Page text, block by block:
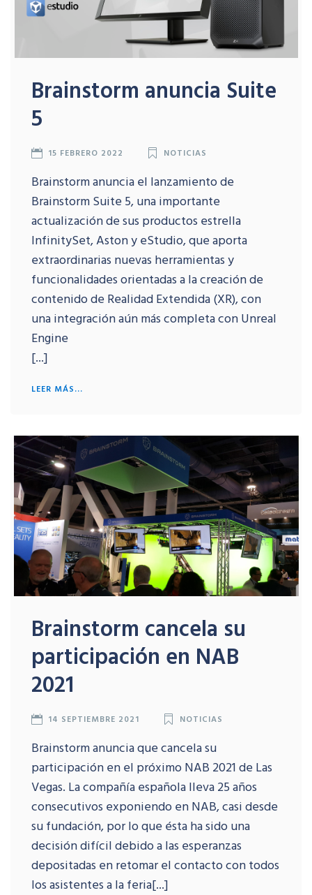
Brainstorm anuncia Suite
5
15 FEBRERO 2022 NOTICIAS
Brainstorm anuncia el lanzamiento de
Brainstorm Suite 5, una importante
actualización de sus productos estrella
InfinitySet, Aston y eStudio, que aporta
extraordinarias nuevas herramientas y
funcionalidades orientadas a la creación de
contenido de Realidad Extendida (XR), con
una integración aún más completa con Unreal
Engine
[...]
LEER MÁS...
Brainstorm cancela su
participación en NAB
2021
14 SEPTIEMBRE 2021 NOTICIAS
Brainstorm anuncia que cancela su
participación en el próximo NAB 2021 de Las
Vegas. La compañía española lleva 25 años
consecutivos exponiendo en NAB, casi desde
su fundación, por lo que ésta ha sido una
decisión difícil debido a las esperanzas
depositadas en retomar el contacto con todos
los asistentes a la feria[...]